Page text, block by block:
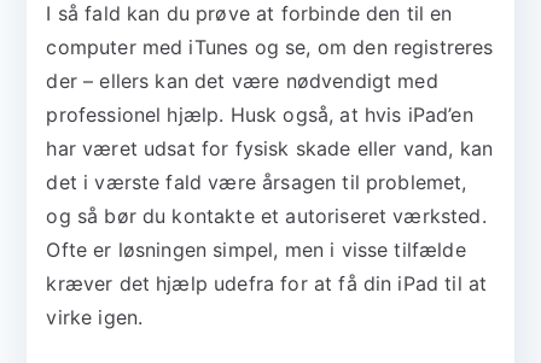
I så fald kan du prøve at forbinde den til en
computer med iTunes og se, om den registreres
der – ellers kan det være nødvendigt med
professionel hjælp. Husk også, at hvis iPad’en
har været udsat for fysisk skade eller vand, kan
det i værste fald være årsagen til problemet,
og så bør du kontakte et autoriseret værksted.
Ofte er løsningen simpel, men i visse tilfælde
kræver det hjælp udefra for at få din iPad til at
virke igen.